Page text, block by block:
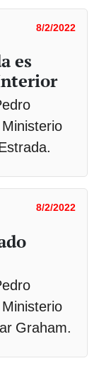
8/2/2022
es
8/2/2022
Graham.